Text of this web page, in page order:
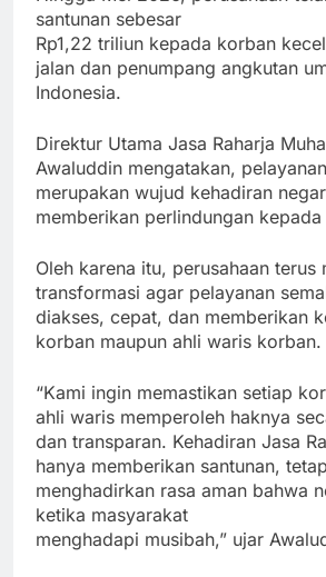
santunan sebesar
Rp1,22 triliun kepada korban
jalan dan penumpang angkutan
Indonesia.
Direktur Utama Jasa Raharja
Awaluddin mengatakan,
merupakan wujud kehadiran
memberikan perlindungan
Oleh karena itu, perusahaan terus
transformasi agar pelayanan
diakses, cepat, dan memberikan
korban maupun ahli waris korban.
“Kami ingin memastikan setiap
ahli waris memperoleh haknya
dan transparan. Kehadiran Jasa
hanya memberikan santunan,
menghadirkan rasa aman bahwa
ketika masyarakat
menghadapi musibah,” ujar